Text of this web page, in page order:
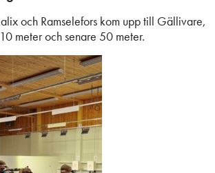
och Ramselefors kom upp till Gällivare,
meter och senare 50 meter.